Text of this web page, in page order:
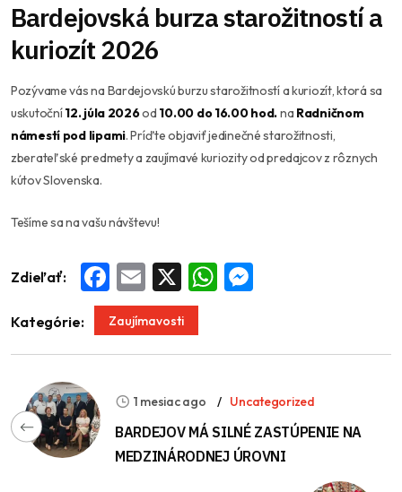
Bardejovská burza starožitností a
kuriozít 2026
Pozývame vás na Bardejovskú burzu starožitností a kuriozít, ktorá sa
uskutoční12. júla 2026od 10.00 do 16.00 hod.na Radničnom
námestí pod lipami. Príďte objaviť jedinečné starožitnosti,
zberateľské predmety a zaujímavé kuriozity od predajcov z rôznych
kútov Slovenska.
Tešíme sa na vašu návštevu!
Zdieľať: Facebook
Email WhatsApp
Kategórie: Zaujímavosti
1 mesiac ago Uncategorized
BARDEJOV MÁ SILNÉ ZASTÚPENIE NA
MEDZINÁRODNEJ ÚROVNI